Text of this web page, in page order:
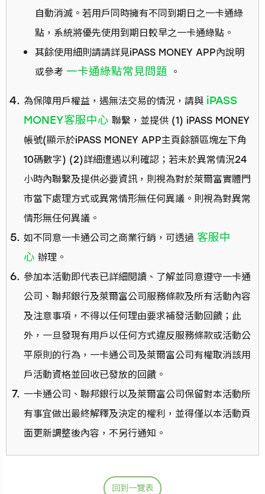
自動消滅。若用戶同時擁有不同到期日之一卡通綠
點，系統將優先使用到期日較早之一卡通綠點。
其餘使用細則請請詳見iPASS MONEY APP內說明
或參考 一卡通綠點常見問題 。
為保障用戶權益，遇無法交易的情況，請與 iPASS
MONEY客服中心 聯繫，並提供 (1) iPASS MONEY
帳號(顯示於iPASS MONEY APP主頁餘額區塊左下角
10碼數字) (2)詳細遭遇以利確認；若未於異常情況24
小時內聯繫及提供必要資訊，則視為對於萊爾富實體門
市當下處理方式或異常情形無任何異議。則視為對異常
情形無任何異議。
如不同意一卡通公司之商業行銷，可透過 客服中
心 辦理。
參加本活動即代表已詳細閱讀、了解並同意遵守一卡通
公司、聯邦銀行及萊爾富公司服務條款及所有活動內容
及注意事項，不得以任何理由要求補發活動回饋；此
外，一旦發現有用戶以任何方式違反服務條款或活動公
平原則的行為，一卡通公司及萊爾富公司有權取消該用
戶活動資格並回收已發放的回饋。
一卡通公司、聯邦銀行以及萊爾富公司保留對本活動所
有事宜做出最終解釋及決定的權利，並得僅以本活動頁
面更新調整後內容，不另行通知。
回到一覽表